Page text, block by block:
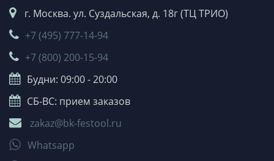
г. Москва. ул. Суздальская, д. 18г (ТЦ ТРИО)
+7 (495) 777-14-94
+7 (800) 200-15-94
Будни: 09:00 - 20:00
СБ-ВС: прием заказов
zakaz@bk-festool.ru
Whatsapp